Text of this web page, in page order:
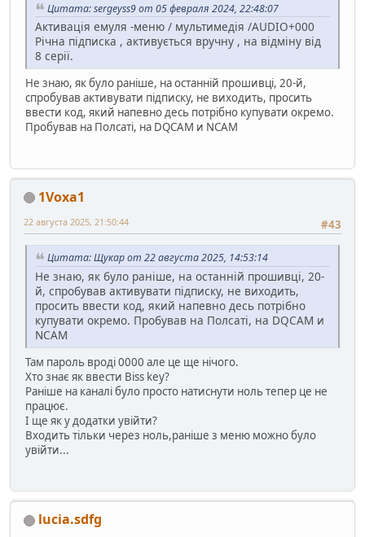
Цитата: sergeyss9 от 05 февраля 2024, 22:48:07
Активація емуля -меню / мультимедія /AUDIO+000
Річна підписка , активується вручну , на відміну від
8 серії.
Не знаю, як було раніше, на останній прошивці, 20-й,
спробував активувати підписку, не виходить, просить
ввести код, який напевно десь потрібно купувати окремо.
Пробував на Полсаті, на DQCAM и NCAM
1Voxa1
#43
22 августа 2025, 21:50:44
Цитата: Щукар от 22 августа 2025, 14:53:14
Не знаю, як було раніше, на останній прошивці, 20-
й, спробував активувати підписку, не виходить,
просить ввести код, який напевно десь потрібно
купувати окремо. Пробував на Полсаті, на DQCAM и
NCAM
Там пароль вроді 0000 але це ще нічого.
Хто знає як ввести Biss key?
Раніше на каналі було просто натиснути ноль тепер це не
працює.
І ще як у додатки увійти?
Входить тільки через ноль,раніше з меню можно було
увійти...
lucia.sdfg